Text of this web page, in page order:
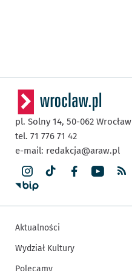
pl. Solny 14, 50-062 Wrocław
tel. 71 776 71 42
e-mail: redakcja@araw.pl
Aktualności
Wydział Kultury
Polecamy